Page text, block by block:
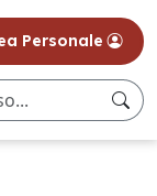
Personale